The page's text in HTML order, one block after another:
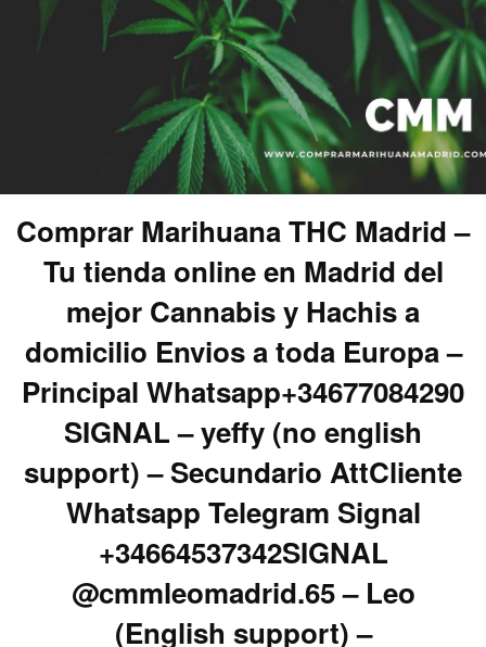
Comprar Marihuana THC Madrid –
Tu tienda online en Madrid del
mejor Cannabis y Hachis a
domicilio Envios a toda Europa –
Principal Whatsapp+34677084290
SIGNAL – yeffy (no english
support) – Secundario AttCliente
Whatsapp Telegram Signal
+34664537342SIGNAL
@cmmleomadrid.65 – Leo
(English support) –